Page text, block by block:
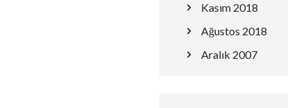
Kasım 2018
Ağustos 2018
Aralık 2007